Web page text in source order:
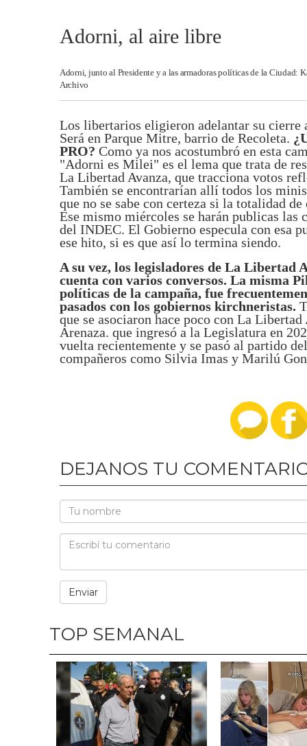
Adorni, al aire libre
Adorni, junto al Presidente y a las armadoras políticas de la Ciudad:
Archivo
Los libertarios eligieron adelantar su cierre
Será en Parque Mitre, barrio de Recoleta.
PRO? Como ya nos acostumbró en esta
"Adorni es Milei" es el lema que trata de
La Libertad Avanza, que tracciona votos
También se encontrarían allí todos los
que no se sabe con certeza si la totalidad
Ese mismo miércoles se harán publicas
del INDEC. El Gobierno especula con esa
ese hito, si es que así lo termina siendo.
A su vez, los legisladores de La Libertad
cuenta con varios conversos. La misma
políticas de la campaña, fue
pasados con los gobiernos kirchneristas.
que se asociaron hace poco con La
Arenaza. que ingresó a la Legislatura en
vuelta recientemente y se pasó al partido
compañeros como Silvia Imas y Marilú
DEJANOS TU
TOP SEMANAL